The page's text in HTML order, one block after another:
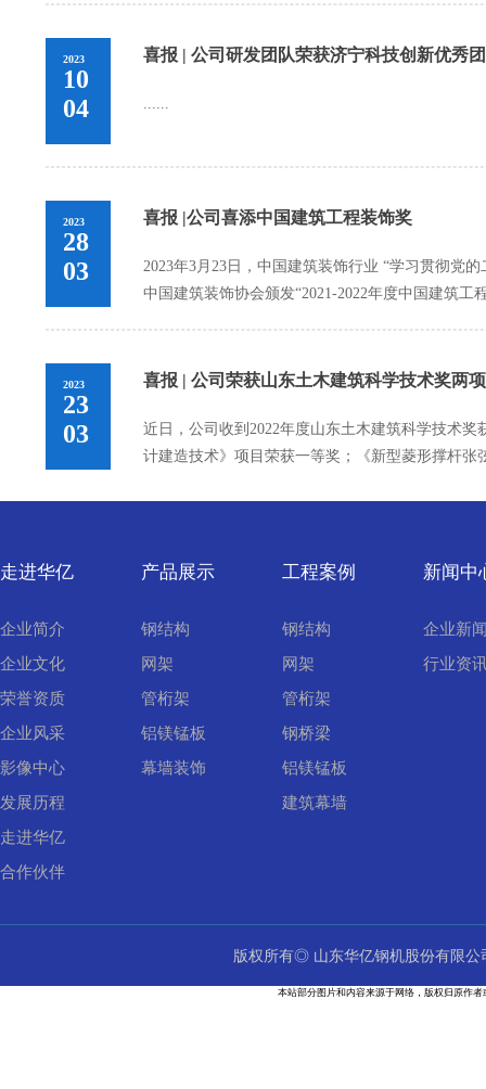
2023
10
04
喜报 | 公司研发团队荣获济宁科技创新优秀
2023
28
03
喜报 |公司喜添中国建筑工程装饰奖
2023年3月23日，中国建筑装饰行业 “学习贯彻党
中国建筑装饰协会颁发“2021-2022年度中国建筑工
2023
23
03
喜报 | 公司荣获山东土木建筑科学技术奖两
近日，公司收到2022年度山东土木建筑科学技术
计建造技术》项目荣获一等奖；《新型菱形撑杆
走进华亿
企业简介
企业文化
荣誉资质
企业风采
影像中心
发展历程
走进华亿
合作伙伴
产品展示
钢结构
网架
管桁架
铝镁锰板
幕墙装饰
工程案例
钢结构
网架
管桁架
钢桥梁
铝镁锰板
建筑幕墙
新闻中
企业新
行业资
版权所有◎ 山东华亿钢机股份有限
本站部分图片和内容来源于网络，版权归原作